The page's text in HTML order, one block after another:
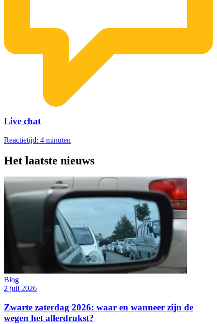
Live chat
Reactietijd: 4 minuten
Het laatste nieuws
Blog
2 juli 2026
Zwarte zaterdag 2026: waar en wanneer zijn de
wegen het allerdrukst?